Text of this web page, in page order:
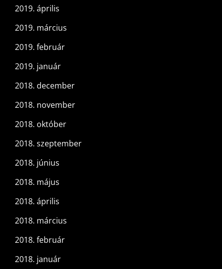
2019. április
2019. március
2019. február
2019. január
2018. december
2018. november
2018. október
2018. szeptember
2018. június
2018. május
2018. április
2018. március
2018. február
2018. január